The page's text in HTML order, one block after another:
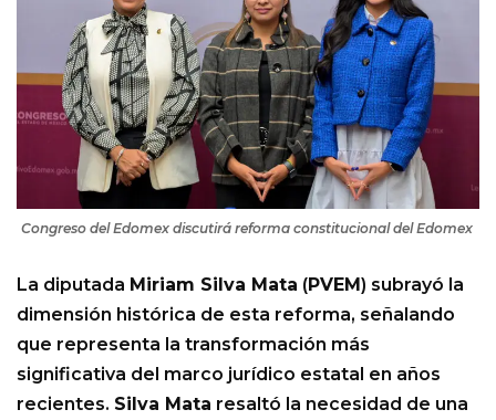
Congreso del Edomex discutirá reforma constitucional del Edomex
La diputada Miriam Silva Mata (PVEM ) subrayó la
dimensión histórica de esta reforma, señalando
que representa la transformación más
significativa del marco jurídico estatal en años
recientes. Silva Mata resaltó la necesidad de una